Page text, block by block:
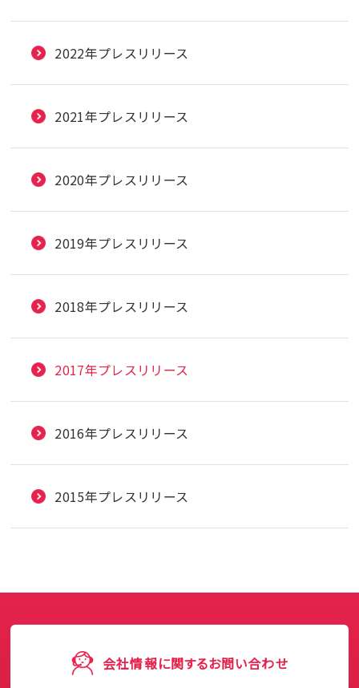
2022年プレスリリース
2021年プレスリリース
2020年プレスリリース
2019年プレスリリース
2018年プレスリリース
2017年プレスリリース
2016年プレスリリース
2015年プレスリリース
会社情報に関するお問い合わせ